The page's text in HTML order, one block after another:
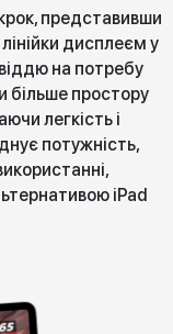
представивши
дисплеєм у
на потребу
більше простору
легкість і
потужність,
iPad